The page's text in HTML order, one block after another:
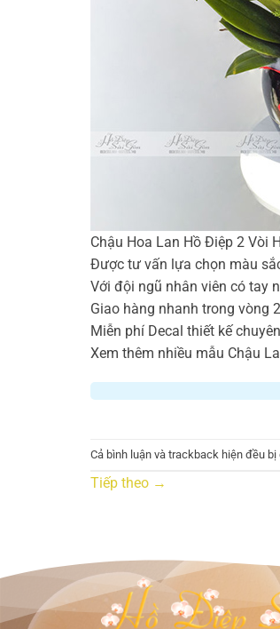
Chậu Hoa Lan Hồ Điệp 2 Vòi
Được tư vấn lựa chọn màu
Với đội ngũ nhân viên có tay
Giao hàng nhanh trong vòng
Miễn phí Decal thiết kế
Xem thêm nhiều mẫu Chậu
Cả bình luận và trackback hiện đều bị
Tiếp theo →